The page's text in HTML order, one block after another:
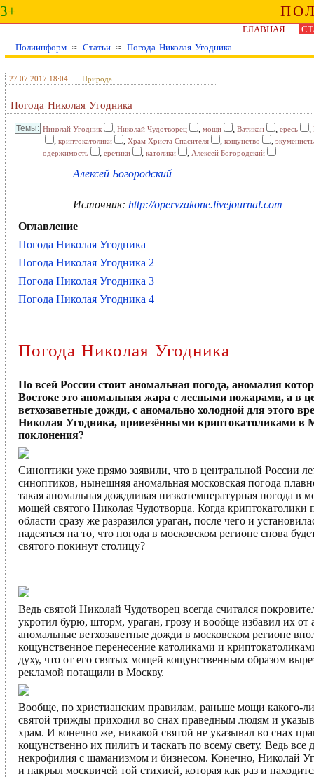
3+
ГЛАВНАЯ
Полиинформ ≈ Статьи ≈ Погода Николая Угодника
27.07.2017 18:04 Природа
Погода Николая Угодника
Николай Угодник , Николай Чудотворец , мощи , Ватикан , ересь ,
, криптокатолики , Храм Христа Спасителя , кощунство ,
одержимость
, еретики , католики , Алексей Богородский
Алексей Богородский
Источник: http://opervzakone.livejournal.com
Оглавление
Погода Николая Угодника
Погода Николая Угодника 2
Погода Николая Угодника 3
Погода Николая Угодника 4
Погода Николая Угодника
По всей России стоит аномальная погода, аномалия
Востоке это аномальная жара с лесными пожарами, а в
ветхозаветные дожди, с аномально холодной для этого
Николая Угодника, привезёнными криптокатоликами
поклонения?
Синоптики уже прямо заявили, что в центральной России
синоптиков, нынешняя аномальная московская погода
такая аномальная дождливая низкотемпературная погода в
мощей святого Николая Чудотворца. Когда
области сразу же разразился ураган, после чего и
надеяться на то, что погода в московском регионе снова
святого покинут столицу?
Ведь святой Николай Чудотворец всегда считался
укротил бурю, шторм, ураган, грозу и вообще избавил их
аномальные ветхозаветные дожди в московском регионе
кощунственное перенесение католиками и
духу, что от его святых мощей кощунственным образом
рекламой потащили в Москву.
Вообще, по христианским правилам, раньше мощи какого-
святой трижды приходил во снах праведным людям и
храм. И конечно же, никакой святой не указывал во снах
кощунственно их пилить и таскать по всему свету. Ведь
некрофилия с шаманизмом и бизнесом. Конечно, Николай
и накрыл москвичей той стихией, которая как раз и